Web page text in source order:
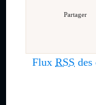
Partager
Flux RSS des